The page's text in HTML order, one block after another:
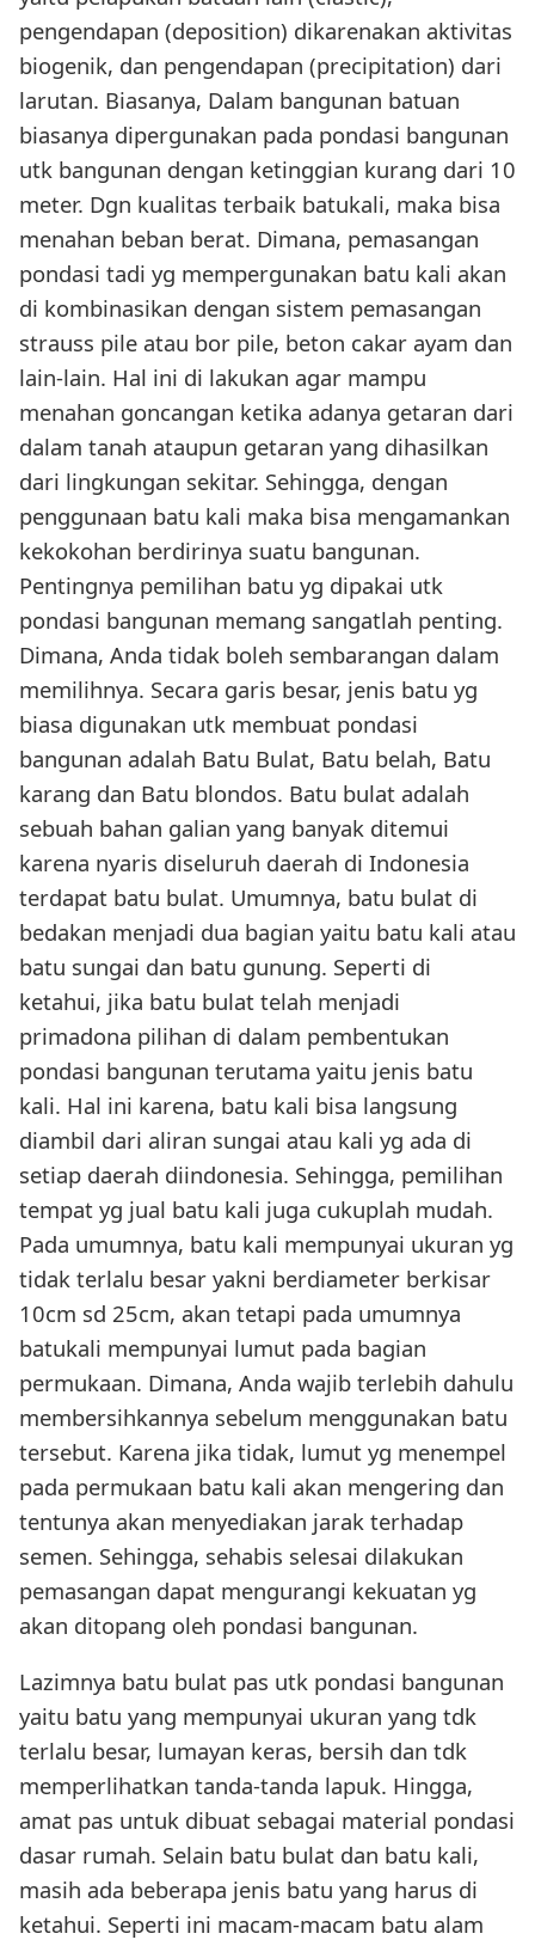
pengendapan (deposition) dikarenakan aktivitas
biogenik, dan pengendapan (precipitation) dari
larutan. Biasanya, Dalam bangunan batuan
biasanya dipergunakan pada pondasi bangunan
utk bangunan dengan ketinggian kurang dari 10
meter. Dgn kualitas terbaik batukali, maka bisa
menahan beban berat. Dimana, pemasangan
pondasi tadi yg mempergunakan batu kali akan
di kombinasikan dengan sistem pemasangan
strauss pile atau bor pile, beton cakar ayam dan
lain-lain. Hal ini di lakukan agar mampu
menahan goncangan ketika adanya getaran dari
dalam tanah ataupun getaran yang dihasilkan
dari lingkungan sekitar. Sehingga, dengan
penggunaan batu kali maka bisa mengamankan
kekokohan berdirinya suatu bangunan.
Pentingnya pemilihan batu yg dipakai utk
pondasi bangunan memang sangatlah penting.
Dimana, Anda tidak boleh sembarangan dalam
memilihnya. Secara garis besar, jenis batu yg
biasa digunakan utk membuat pondasi
bangunan adalah Batu Bulat, Batu belah, Batu
karang dan Batu blondos. Batu bulat adalah
sebuah bahan galian yang banyak ditemui
karena nyaris diseluruh daerah di Indonesia
terdapat batu bulat. Umumnya, batu bulat di
bedakan menjadi dua bagian yaitu batu kali atau
batu sungai dan batu gunung. Seperti di
ketahui, jika batu bulat telah menjadi
primadona pilihan di dalam pembentukan
pondasi bangunan terutama yaitu jenis batu
kali. Hal ini karena, batu kali bisa langsung
diambil dari aliran sungai atau kali yg ada di
setiap daerah diindonesia. Sehingga, pemilihan
tempat yg jual batu kali juga cukuplah mudah.
Pada umumnya, batu kali mempunyai ukuran yg
tidak terlalu besar yakni berdiameter berkisar
10cm sd 25cm, akan tetapi pada umumnya
batukali mempunyai lumut pada bagian
permukaan. Dimana, Anda wajib terlebih dahulu
membersihkannya sebelum menggunakan batu
tersebut. Karena jika tidak, lumut yg menempel
pada permukaan batu kali akan mengering dan
tentunya akan menyediakan jarak terhadap
semen. Sehingga, sehabis selesai dilakukan
pemasangan dapat mengurangi kekuatan yg
akan ditopang oleh pondasi bangunan.
Lazimnya batu bulat pas utk pondasi bangunan
yaitu batu yang mempunyai ukuran yang tdk
terlalu besar, lumayan keras, bersih dan tdk
memperlihatkan tanda-tanda lapuk. Hingga,
amat pas untuk dibuat sebagai material pondasi
dasar rumah. Selain batu bulat dan batu kali,
masih ada beberapa jenis batu yang harus di
ketahui. Seperti ini macam-macam batu alam